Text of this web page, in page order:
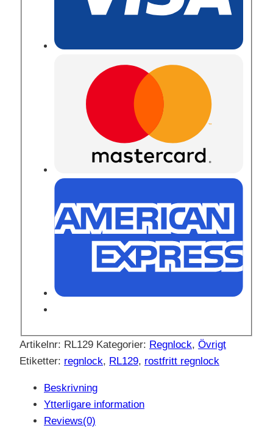
Artikelnr: RL129 Kategorier: Regnlock, Övrigt
Etiketter: regnlock, RL129, rostfritt regnlock
Beskrivning
Ytterligare information
Reviews(0)